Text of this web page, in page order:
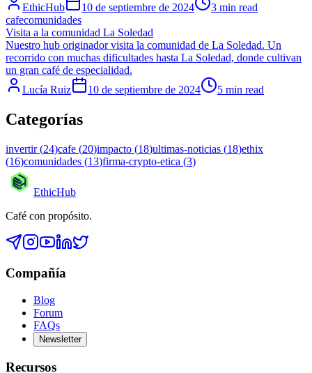
EthicHub
10 de septiembre de 2024
3 min read
cafecomunidades
Visita a la comunidad La Soledad
Nuestro hub originador visita la comunidad de La Soledad. Un
recorrido con muchas dificultades hasta La Soledad, donde cultivan
un gran café de especialidad.
Lucía Ruiz
10 de septiembre de 2024 5 min read
Categorías
invertir(24)cafe (20)impacto (18)ultimas-noticias (18)ethix
(16)comunidades (13)firma-crypto-etica (3)
EthicHub
Café con propósito.
Compañía
Blog
Forum
FAQs
Newsletter
Recursos